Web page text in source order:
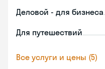
Деловой - для бизнеса
Для путешествий
Все услуги и цены (5)